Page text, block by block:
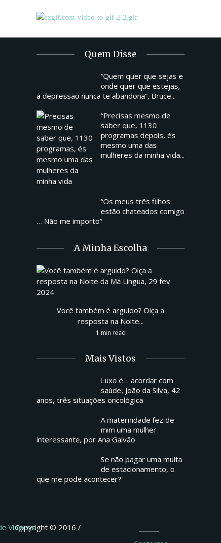
Quem Disse
“Quem quer que sejas e
onde quer que estejas,
a depressão nunca te abandona”, Bruce...
“Precisas mesmo de
saber que, 1130
programas depois, és
mesmo uma das
mulheres da minha vida...
“Os meus três filhos
estão chateados comigo
… Não me importo”
A Minha Escolha
Você também é arguido? Oiça a
resposta na Noite...
1 min read
Mais Vistos
Luxo é… acordar com
saúde, João da Silva, 42
anos, três situações oncológica
A maternidade fez de
mim uma mulher
interessante, por Ana Galvão
Se não pagar uma multa
de estacionamento, o
que me pode acontecer?
Copyright © 2016 /
Viagens